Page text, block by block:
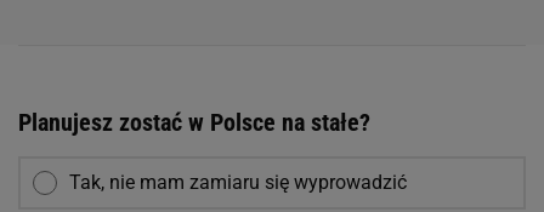
Planujesz zostać w Polsce na stałe?
Tak, nie mam zamiaru się wyprowadzić